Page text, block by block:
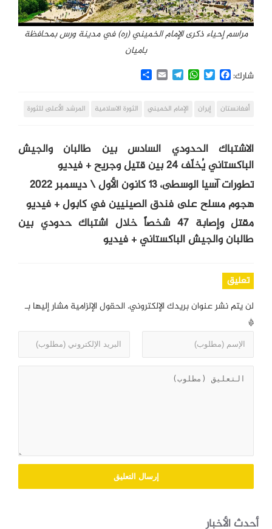
مراسم إحياء ذكرى الإمام الخميني (ره) في مدينة ورس بمحافظة
باميان
شارك:
Facebook
Twitter
WhatsApp
Telegram
Email
Share
أفغانستان إيران الإمام الخميني الثورة الاسلامية المرشد الأعلى للثورة
الاشتباك الحدودي السادس بين طالبان والجيش
الباكستاني يُخلّف 24 بين قتيل وجريح + فيديو
تطورات آسيا الوسطى، 13 كانون الأول \ ديسمبر 2022
هجوم مسلح على فندق الصينيين في كابول + فيديو
مقتل وإصابة 47 شخصاً خلال اشتباك حدودي بين
طالبان والجيش الباكستاني + فيديو
تعليق
لن يتم نشر عنوان بريدك الإلكتروني. الحقول الإلزامية مشار إليها بـ
*
أحدث الأخبار